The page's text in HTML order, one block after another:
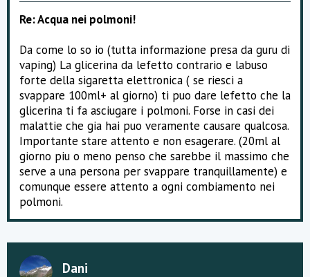
Re: Acqua nei polmoni!
Da come lo so io (tutta informazione presa da guru di
vaping) La glicerina da lefetto contrario e labuso
forte della sigaretta elettronica ( se riesci a
svappare 100ml+ al giorno) ti puo dare lefetto che la
glicerina ti fa asciugare i polmoni. Forse in casi dei
malattie che gia hai puo veramente causare qualcosa.
Importante stare attento e non esagerare. (20ml al
giorno piu o meno penso che sarebbe il massimo che
serve a una persona per svappare tranquillamente) e
comunque essere attento a ogni combiamento nei
polmoni.
Dani